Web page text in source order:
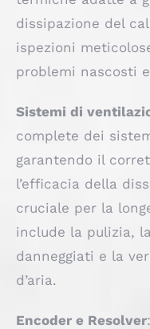
dissipazione del
ispezioni
problemi nascosti
Sistemi di
complete dei
garantendo il
l’efficacia della
cruciale per la
include la pulizia,
danneggiati e la
d’aria.
Encoder e Resolver